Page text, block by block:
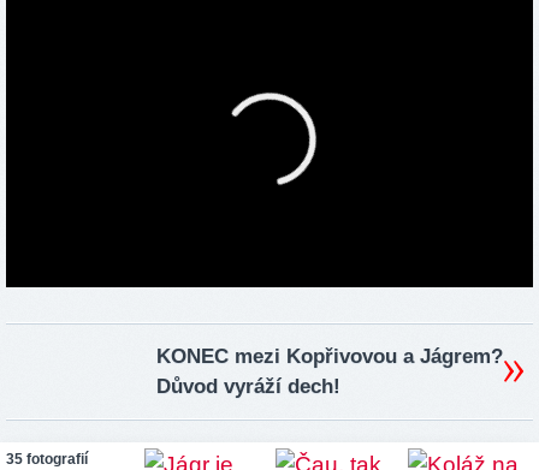
KONEC mezi Kopřivovou a Jágrem?
Důvod vyráží dech!
35 fotografií